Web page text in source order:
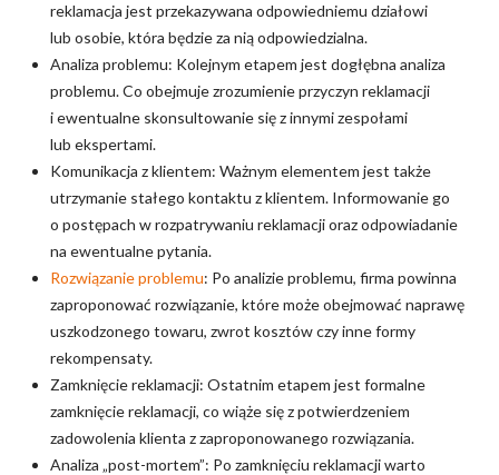
reklamacja jest przekazywana odpowiedniemu działowi
lub osobie, która będzie za nią odpowiedzialna.
Analiza problemu: Kolejnym etapem jest dogłębna analiza
problemu. Co obejmuje zrozumienie przyczyn reklamacji
i ewentualne skonsultowanie się z innymi zespołami
lub ekspertami.
Komunikacja z klientem: Ważnym elementem jest także
utrzymanie stałego kontaktu z klientem. Informowanie go
o postępach w rozpatrywaniu reklamacji oraz odpowiadanie
na ewentualne pytania.
Rozwiązanie problemu: Po analizie problemu, firma powinna
zaproponować rozwiązanie, które może obejmować naprawę
uszkodzonego towaru, zwrot kosztów czy inne formy
rekompensaty.
Zamknięcie reklamacji: Ostatnim etapem jest formalne
zamknięcie reklamacji, co wiąże się z potwierdzeniem
zadowolenia klienta z zaproponowanego rozwiązania.
Analiza „post-mortem”: Po zamknięciu reklamacji warto